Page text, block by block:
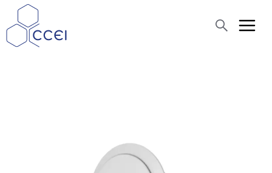
Suche